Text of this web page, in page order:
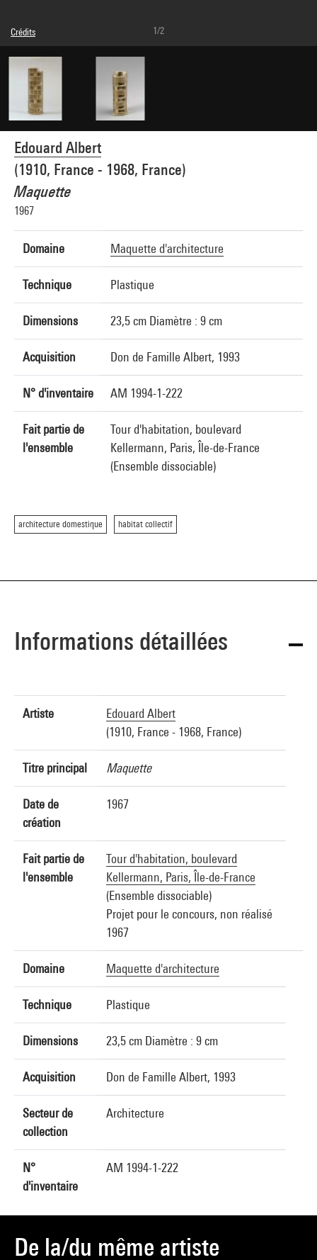
Edouard Albert
(1910, France - 1968, France)
Maquette
1967
Domaine Maquette d'architecture
Technique Plastique
Dimensions 23,5 cm Diamètre : 9 cm
Acquisition Don de Famille Albert, 1993
N° d'inventaire AM 1994-1-222
Fait partie de
l'ensemble
Tour d'habitation, boulevard
Kellermann, Paris, Île-de-France
(Ensemble dissociable)
architecture domestique habitat collectif
Crédits
© droits réservés
Crédit photographique : J.C. Planchet et G. Meguerditchian - Centre Pompidou,
MNAM-CCI
Réf. image : 4R13544 [1994 CX 3253]
1/2
Informations détaillées
Artiste
Edouard Albert
(1910, France - 1968, France)
Titre principal Maquette
Date de
création
1967
Fait partie de
l'ensemble
Tour d'habitation, boulevard
Kellermann, Paris, Île-de-France
(Ensemble dissociable)
Projet pour le concours, non réalisé
1967
Domaine Maquette d'architecture
Technique Plastique
Dimensions 23,5 cm Diamètre : 9 cm
Acquisition Don de Famille Albert, 1993
Secteur de
collection
Architecture
N°
d'inventaire
AM 1994-1-222
De la/du même artiste